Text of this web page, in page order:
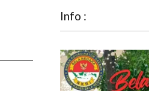
Info :